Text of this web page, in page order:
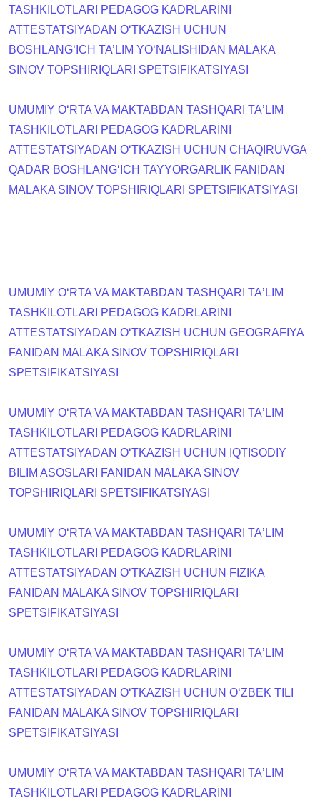
TASHKILOTLARI PEDAGOG KADRLARINI
ATTESTATSIYADAN OʻTKAZISH UCHUN
BOSHLANG‘ICH TA’LIM YO‘NALISHIDAN MALAKA
SINOV TOPSHIRIQLARI SPETSIFIKATSIYASI
UMUMIY OʻRTA VA MAKTABDAN TASHQARI TAʼLIM
TASHKILOTLARI PEDAGOG KADRLARINI
ATTESTATSIYADAN OʻTKAZISH UCHUN CHAQIRUVGA
QADAR BOSHLANGʻICH TAYYORGARLIK FANIDAN
MALAKA SINOV TOPSHIRIQLARI SPETSIFIKATSIYASI
UMUMIY OʻRTA VA MAKTABDAN TASHQARI TAʼLIM
TASHKILOTLARI PEDAGOG KADRLARINI
ATTESTATSIYADAN OʻTKAZISH UCHUN GEOGRAFIYA
FANIDAN MALAKA SINOV TOPSHIRIQLARI
SPETSIFIKATSIYASI
UMUMIY OʻRTA VA MAKTABDAN TASHQARI TAʼLIM
TASHKILOTLARI PEDAGOG KADRLARINI
ATTESTATSIYADAN OʻTKAZISH UCHUN IQTISODIY
BILIM ASOSLARI FANIDAN MALAKA SINOV
TOPSHIRIQLARI SPETSIFIKATSIYASI
UMUMIY OʻRTA VA MAKTABDAN TASHQARI TAʼLIM
TASHKILOTLARI PEDAGOG KADRLARINI
ATTESTATSIYADAN OʻTKAZISH UCHUN FIZIKA
FANIDAN MALAKA SINOV TOPSHIRIQLARI
SPETSIFIKATSIYASI
UMUMIY OʻRTA VA MAKTABDAN TASHQARI TAʼLIM
TASHKILOTLARI PEDAGOG KADRLARINI
ATTESTATSIYADAN OʻTKAZISH UCHUN O‘ZBEK TILI
FANIDAN MALAKA SINOV TOPSHIRIQLARI
SPETSIFIKATSIYASI
UMUMIY OʻRTA VA MAKTABDAN TASHQARI TAʼLIM
TASHKILOTLARI PEDAGOG KADRLARINI